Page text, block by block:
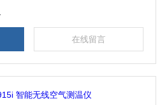
在线留言